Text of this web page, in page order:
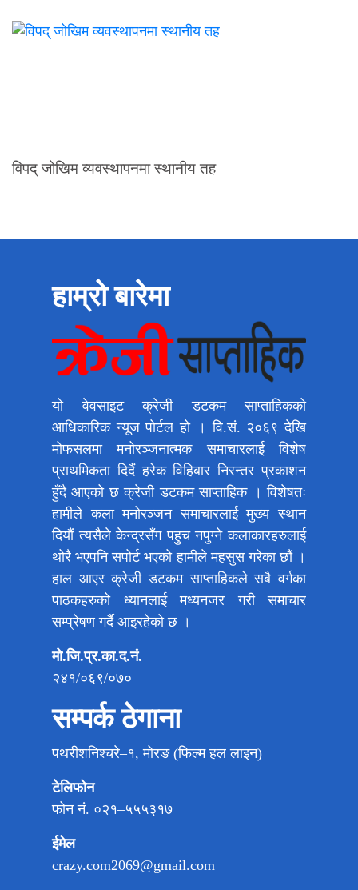
विपद् जोखिम व्यवस्थापनमा स्थानीय तह
हाम्रो बारेमा
यो वेवसाइट क्रेजी डटकम साप्ताहिकको
आधिकारिक न्यूज पोर्टल हो । वि.सं. २०६९ देखि
मोफसलमा मनोरञ्जनात्मक समाचारलाई विशेष
प्राथमिकता दिदैं हरेक विहिबार निरन्तर प्रकाशन
हुँदै आएको छ क्रेजी डटकम साप्ताहिक । विशेषतः
हामीले कला मनोरञ्जन समाचारलाई मुख्य स्थान
दियौं त्यसैले केन्द्रसँग पहुच नपुग्ने कलाकारहरुलाई
थोरै भएपनि सपोर्ट भएको हामीले महसुस गरेका छौं ।
हाल आएर क्रेजी डटकम साप्ताहिकले सबै वर्गका
पाठकहरुको ध्यानलाई मध्यनजर गरी समाचार
सम्प्रेषण गर्दै आइरहेको छ ।
मो.जि.प्र.का.द.नं.
२४१/०६९/०७०
सम्पर्क ठेगाना
पथरीशनिश्चरे–१, मोरङ (फिल्म हल लाइन)
टेलिफोन
फोन नं. ०२१–५५५३१७
ईमेल
crazy.com2069@gmail.com